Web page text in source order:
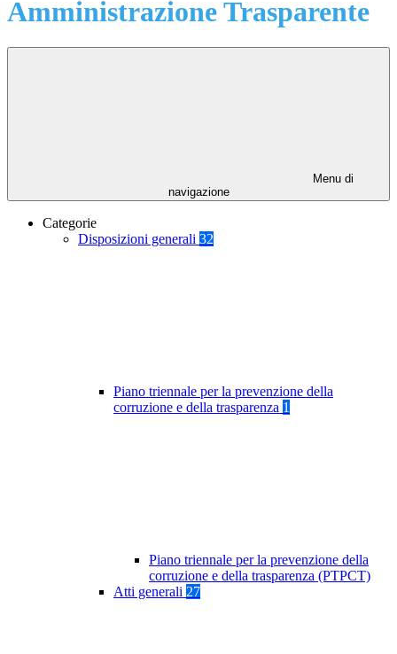
Amministrazione Trasparente
Menu di
navigazione
Categorie
Disposizioni generali 32
Piano triennale per la prevenzione della
corruzione e della trasparenza 1
Piano triennale per la prevenzione della
corruzione e della trasparenza (PTPCT)
Atti generali 27